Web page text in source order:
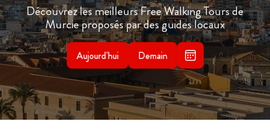
Découvrez les meilleurs Free Walking Tours de
Murcie proposés par des guides locaux
Aujourd'hui Demain